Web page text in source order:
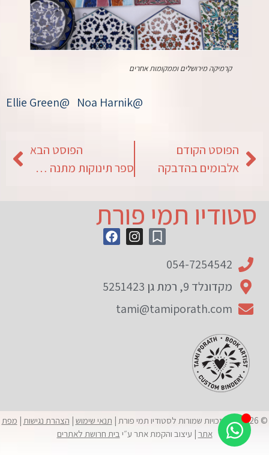
קרמיקה מירושלים וממקומות אחרים
@Ellie Green@ Noa Harnik
הפוסט הקודם
אלבומים בהדבקה
הפוסט הבא
ספר תינוקות מתנה למשפחה
סטודיו תמי פורת
054-7254542
מקדונלד 9, רמת גן 5251423
tami@tamiporath.com
© 2026 כל הזכויות שמורות לסטודיו תמי פורת | תנאי שימוש הצהרת נגישות מפת
אתר | עיצוב והקמת אתר ע״י בית חרושת לאתרים